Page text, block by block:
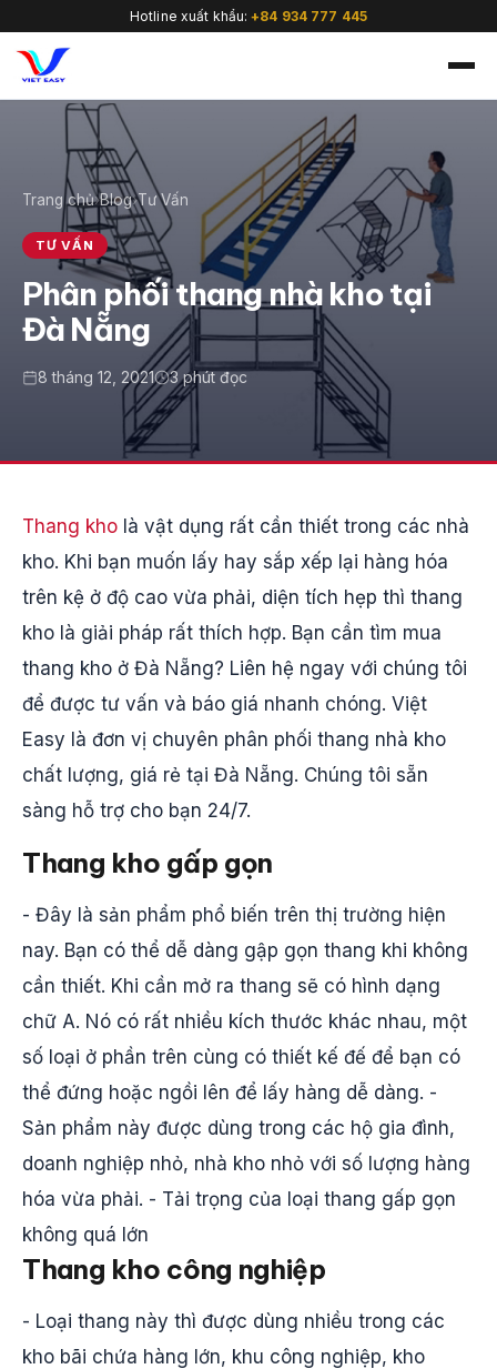
Hotline xuất khẩu:+84 934 777 445
Trang chủ›Blog›Tư Vấn
TƯ VẤN
Phân phối thang nhà kho tại
Đà Nẵng
8 tháng 12, 2021 3 phút đọc
Thang kho là vật dụng rất cần thiết trong các nhà
kho. Khi bạn muốn lấy hay sắp xếp lại hàng hóa
trên kệ ở độ cao vừa phải, diện tích hẹp thì thang
kho là giải pháp rất thích hợp. Bạn cần tìm mua
thang kho ở Đà Nẵng? Liên hệ ngay với chúng tôi
để được tư vấn và báo giá nhanh chóng. Việt
Easy là đơn vị chuyên phân phối thang nhà kho
chất lượng, giá rẻ tại Đà Nẵng. Chúng tôi sẵn
sàng hỗ trợ cho bạn 24/7.
Thang kho gấp gọn
- Đây là sản phẩm phổ biến trên thị trường hiện
nay. Bạn có thể dễ dàng gập gọn thang khi không
cần thiết. Khi cần mở ra thang sẽ có hình dạng
chữ A. Nó có rất nhiều kích thước khác nhau, một
số loại ở phần trên cùng có thiết kế đế để bạn có
thể đứng hoặc ngồi lên để lấy hàng dễ dàng. -
Sản phẩm này được dùng trong các hộ gia đình,
doanh nghiệp nhỏ, nhà kho nhỏ với số lượng hàng
hóa vừa phải. - Tải trọng của loại thang gấp gọn
không quá lớn
Thang kho công nghiệp
- Loại thang này thì được dùng nhiều trong các
kho bãi chứa hàng lớn, khu công nghiệp, kho